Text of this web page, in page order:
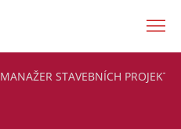
MANAŽER STAVEBNÍCH